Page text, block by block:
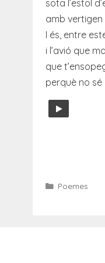
sota l’estol
amb
I és, entre
i l’avió que
que
perquè no
Categories
Poemes